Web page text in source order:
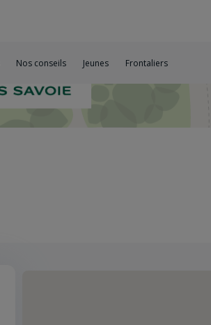
Nos conseils Jeunes Frontaliers